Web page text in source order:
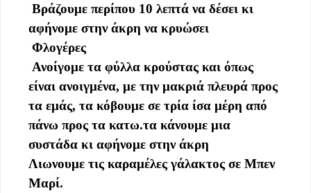
Βράζουμε περίπου 10 λεπτά να δέσει κι
αφήνομε στην άκρη να κρυώσει
Φλογέρες
Ανοίγομε τα φύλλα κρούστας και όπως
είναι ανοιγμένα, με την μακριά πλευρά προς
τα εμάς, τα κόβουμε σε τρία ίσα μέρη από
πάνω προς τα κατω.τα κάνουμε μια
συστάδα κι αφήνομε στην άκρη
Λιωνουμε τις καραμέλες γάλακτος σε Μπεν
Μαρί.